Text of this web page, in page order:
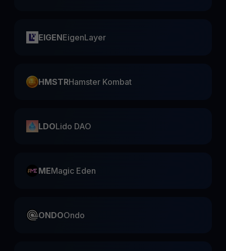
EIGENEigenLayer
HMSTRHamster Kombat
LDOLido DAO
MEMagic Eden
ONDOOndo